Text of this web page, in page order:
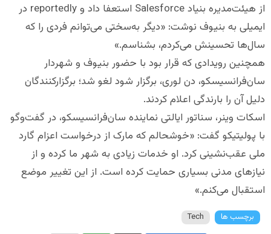
از هیئت‌مدیره بنیاد Salesforce استعفا داد و reportedly در
ایمیلی به بنیوف نوشت: «دیگر به‌سختی می‌توانم فردی را که
سال‌ها تحسینش می‌کردم، بشناسم.»
همچنین رویدادی که قرار بود با حضور بنیوف و شهردار
سان‌فرانسیسکو، دن لوری، برگزار شود لغو شد؛ برگزارکنندگان
دلیل آن را بارندگی اعلام کردند.
اسکات وینر، سناتور ایالتی نماینده سان‌فرانسیسکو، در گفت‌وگو
با پولیتیکو گفت: «خوشحالم که مارک از درخواست اعزام گارد
ملی عقب‌نشینی کرد. او خدمات زیادی به شهر ما کرده و از
نیازهای مدنی بسیاری حمایت کرده است. از این تغییر موضع
استقبال می‌کنم.»
برچسب ها Tech